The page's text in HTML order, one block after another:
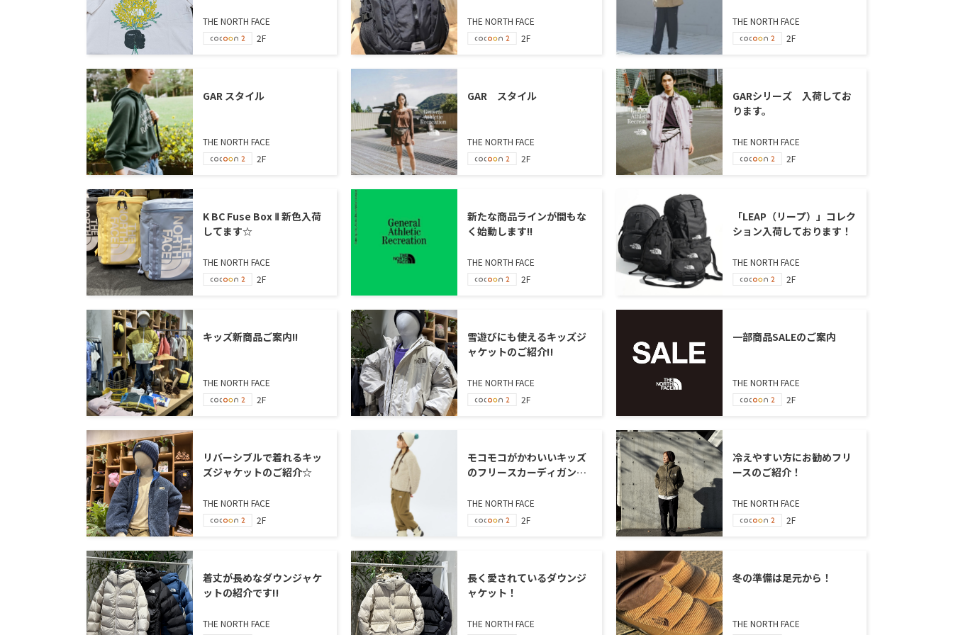
THE NORTH FACE
2F
THE NORTH FACE
2F
THE NORTH FACE
2F
GAR スタイル
THE NORTH FACE
2F
GAR スタイル
THE NORTH FACE
2F
GARシリーズ 入荷してお
ります。
THE NORTH FACE
2F
K BC Fuse Box Ⅱ 新色入荷
してます☆
THE NORTH FACE
2F
新たな商品ラインが間もな
く始動します!!
THE NORTH FACE
2F
「LEAP（リープ）」コレク
ション入荷しております！
THE NORTH FACE
2F
キッズ新商品ご案内!!
THE NORTH FACE
2F
雪遊びにも使えるキッズジ
ャケットのご紹介‼
THE NORTH FACE
2F
一部商品SALEのご案内
THE NORTH FACE
2F
リバーシブルで着れるキッ
ズジャケットのご紹介☆
THE NORTH FACE
2F
モコモコがかわいいキッズ
のフリースカーディガンの
THE NORTH FACE
2F
冷えやすい方にお勧めフリ
ースのご紹介！
THE NORTH FACE
2F
着丈が長めなダウンジャケ
ットの紹介です‼
THE NORTH FACE
長く愛されているダウンジ
ャケット！
THE NORTH FACE
冬の準備は足元から！
THE NORTH FACE